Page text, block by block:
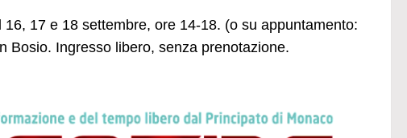
17 e 18 settembre, ore 14-18. (o su appuntamento:
Bosio. Ingresso libero, senza prenotazione.